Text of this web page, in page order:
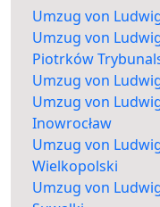
Umzug von
Umzug von
Piotrków
Umzug von
Umzug von
Inowrocław
Umzug von
Wielkopolski
Umzug von